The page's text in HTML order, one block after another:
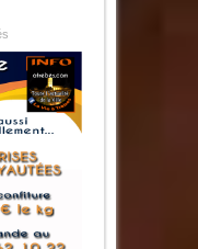
sur
la
Confiturerie